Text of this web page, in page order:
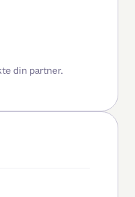
din partner.